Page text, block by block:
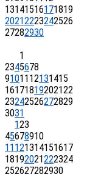
13141516171819
20212223242526
27282930
1
2345678
9101112131415
16171819202122
23242526272829
3031
123
45678910
11121314151617
18192021222324
252627282930